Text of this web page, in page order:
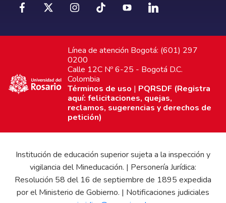
Línea de atención Bogotá: (601) 297
0200
Calle 12C Nº 6-25 - Bogotá D.C.
Colombia
Términos de uso | PQRSDF (Registra
aquí: felicitaciones, quejas,
reclamos, sugerencias y derechos de
petición)
Institución de educación superior sujeta a la inspección y
vigilancia del Mineducación. | Personería Jurídica:
Resolución 58 del 16 de septiembre de 1895 expedida
por el Ministerio de Gobierno. | Notificaciones judiciales